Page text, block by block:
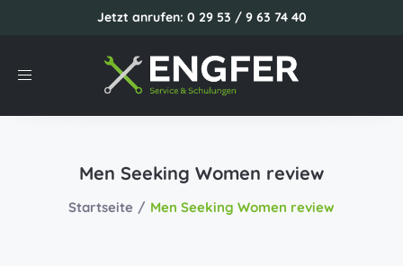
Jetzt anrufen: 0 29 53 / 9 63 74 40
Toggle
Men Seeking Women review
Startseite Men Seeking Women review